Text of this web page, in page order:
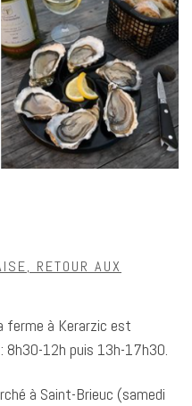
RETOUR AUX
ferme à Kerarzic est
8h30-12h puis 13h-17h30.
à Saint-Brieuc (samedi